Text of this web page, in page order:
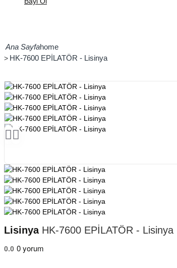
home
HK-7600 EPİLATÖR - Lisinya
LisinyaHK-7600 EPİLATÖR - Lisinya
0.0 0 yorum